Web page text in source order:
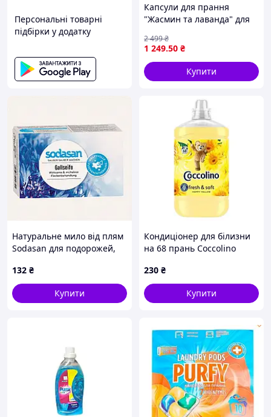
Персональні товарні
підбірки у додатку
Капсули для прання
"Жасмин та лаванда" для
WASH FREE "Lv"
1 249.50 ₴
2 499₴
Купити
Натуральне мило від плям
Sodasan для подорожей,
132 ₴
Купити
Кондиціонер для білизни
на 68 прань Coccolino
апельсину та жасмину
1700 мл Італія
230 ₴
Купити